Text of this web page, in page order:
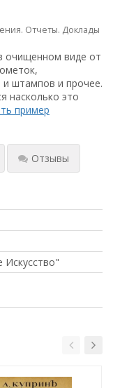
Отчеты. Доклады
очищенном виде от
и штампов и прочее.
насколько это
пример
Отзывы
Искусство"